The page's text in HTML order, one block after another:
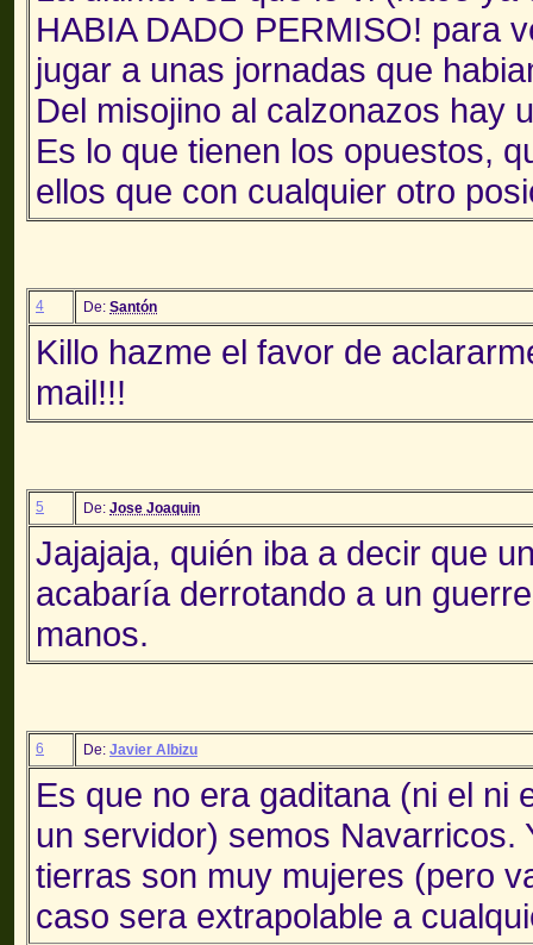
HABIA DADO PERMISO! para
jugar a unas jornadas que
Del misojino al calzonazos hay
Es lo que tienen los opuestos,
ellos que con cualquier otro
4 De: Santón
Killo hazme el favor de
mail!!!
5 De: Jose Joaquin
Jajajaja, quién iba a decir que
acabaría derrotando a un
manos.
6 De: Javier Albizu
Es que no era gaditana (ni el ni
un servidor) semos Navarricos.
tierras son muy mujeres (pero
caso sera extrapolable a